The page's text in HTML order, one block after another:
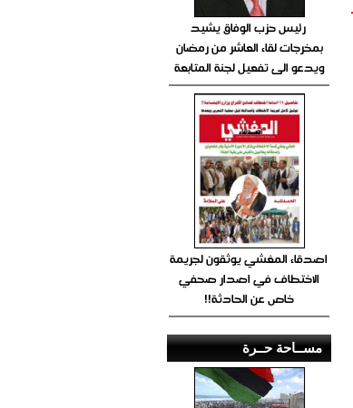
رئيس حزب الوفاق يشيد
بمخرجات لقاء العاشر من رمضان
ويدعو الى تفعيل لجنة المتابعة
اصدقاء المغشي يوثقون لجريمة
الاختطاف في اصدار صحفي
خاص عن الحادثة!!
مســاحة حــرة